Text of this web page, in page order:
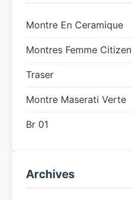
Montre En Ceramique
Montres Femme Citizen
Traser
Montre Maserati Verte
Br 01
Archives